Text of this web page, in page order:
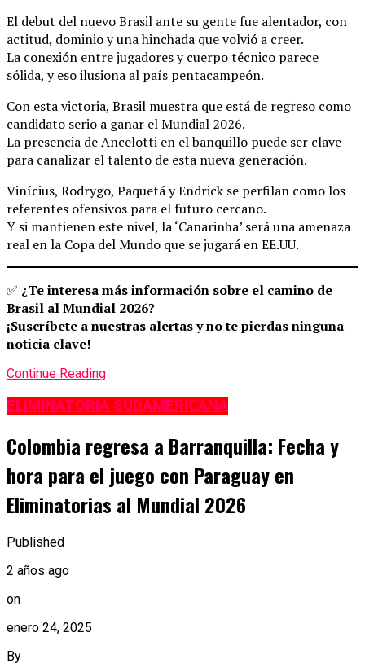
El debut del nuevo Brasil ante su gente fue alentador, con
actitud, dominio y una hinchada que volvió a creer.
La conexión entre jugadores y cuerpo técnico parece
sólida, y eso ilusiona al país pentacampeón.
Con esta victoria, Brasil muestra que está de regreso como
candidato serio a ganar el Mundial 2026.
La presencia de Ancelotti en el banquillo puede ser clave
para canalizar el talento de esta nueva generación.
Vinícius, Rodrygo, Paquetá y Endrick se perfilan como los
referentes ofensivos para el futuro cercano.
Y si mantienen este nivel, la ‘Canarinha’ será una amenaza
real en la Copa del Mundo que se jugará en EE.UU.
✅ ¿Te interesa más información sobre el camino de
Brasil al Mundial 2026?
¡Suscríbete a nuestras alertas y no te pierdas ninguna
noticia clave!
Continue Reading
ELIMINATORIA SUDAMERICANA
Colombia regresa a Barranquilla: Fecha y
hora para el juego con Paraguay en
Eliminatorias al Mundial 2026
Published
2 años ago
on
enero 24, 2025
By